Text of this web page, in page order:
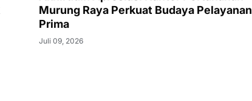
Murung Raya Perkuat Budaya Pelayanan
Prima
Juli 09, 2026